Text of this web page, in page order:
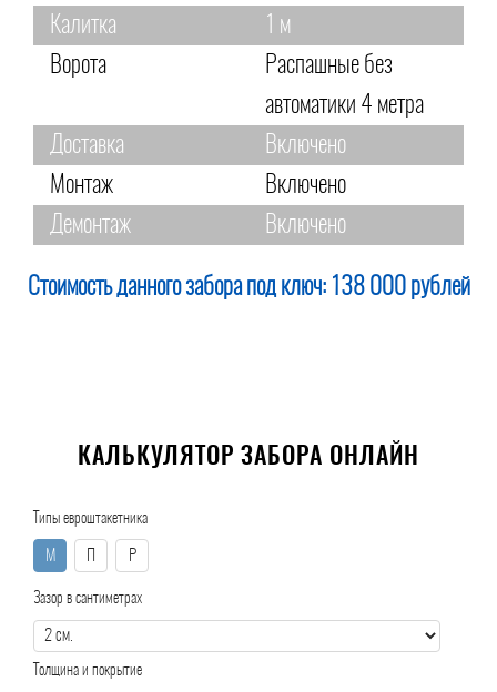
Калитка
1 м
Ворота
Распашные без
автоматики 4 метра
Доставка
Включено
Монтаж
Включено
Демонтаж
Включено
Стоимость данного забора под ключ: 138 000 рублей
КАЛЬКУЛЯТОР ЗАБОРА ОНЛАЙН
Типы евроштакетника
М Р
Зазор в сантиметрах
Толщина и покрытие